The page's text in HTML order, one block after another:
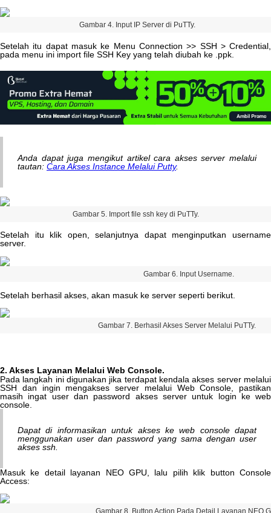
Gambar 4. Input IP Server di PuTTy.
Setelah itu dapat masuk ke Menu Connection >> SSH > Credential
pada menu ini import file SSH Key yang telah diubah ke ppk
Anda dapat juga mengikut artikel cara akses server melalui
tautan: CaraAkses Instance Melalui Putty.
Gambar 5 Import file ssh key di PuTTy.
Setelah itu klik open, selanjutnya dapat menginputkan
username
server.
Gambar 6. Input Username.
Setelah berhasil akses akan masuk ke server seperti berikut
Gambar 7. Berhasil Akses Server Melalui PuTTy.
2. Akses Layanan Melalui Web Console.
Pada langkah ini digunakan jika terdapat kendala akses server melalui
SSH
dan ingin mengakses server melalui Web Console
pastikan
masih
ingat user dan password akses server untuk login ke web
console
Dapat di informasikan untuk akses ke web console dapat
menggunakan user dan password yang sama dengan user
akses ssh
Masuk ke detail layanan NEO GPU lalu pilih klik button Console
Access: